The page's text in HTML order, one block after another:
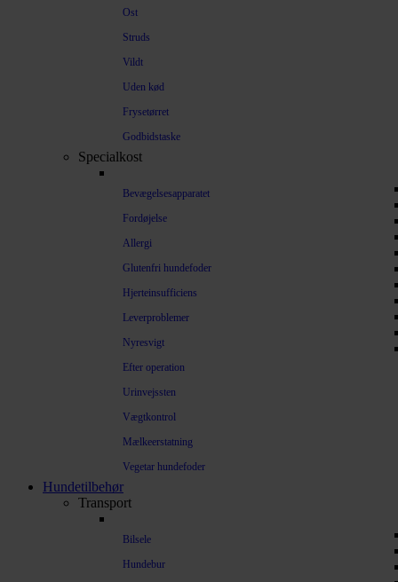
Ost
Struds
Vildt
Uden kød
Frysetørret
Godbidstaske
Specialkost
Bevægelsesapparatet
Fordøjelse
Allergi
Glutenfri hundefoder
Hjerteinsufficiens
Leverproblemer
Nyresvigt
Efter operation
Urinvejssten
Vægtkontrol
Mælkeerstatning
Vegetar hundefoder
Hundetilbehør
Transport
Bilsele
Hundebur